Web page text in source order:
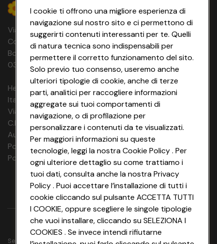
Via Michelino, 59 | 40127 BOLOGNA
Codice Fiscale e Registro Imprese di
Bologna 00865960157 PARTITA IVA
03320960374 CONAD SOC. COOP.
HeyConad Viaggi è un servizio gestito da
Italia Travel Marketing S.r.l.
Via Chiesolina 8 | 37066 Sommacampagna (VR)
C.F. e P.IVA: 03816060234
Aut. Prov Verona n. 4737/10
Polizza Ass. RC n. 177765037
Polizza Ass. Protection n. 6006000083/F
Seguici su
I cookie ti offrono una migliore esperienza di
navigazione sul nostro sito e ci permettono di
suggerirti contenuti interessanti per te. Quelli
di natura tecnica sono indispensabili per
permettere il corretto funzionamento del sito.
Solo previo tuo consenso, useremo anche
ulteriori tipologie di cookie, anche di terze
parti, analitici per raccogliere informazioni
aggregate sui tuoi comportamenti di
navigazione, o di profilazione per
personalizzare i contenuti da te visualizzati.
Per maggiori informazioni su queste
tecnologie, leggi la nostra Cookie Policy . Per
ogni ulteriore dettaglio su come trattiamo i
tuoi dati, consulta anche la nostra Privacy
Policy . Puoi accettare l’installazione di tutti i
cookie cliccando sul pulsante ACCETTA TUTTI
I COOKIE, oppure scegliere le singole tipologie
che vuoi installare, cliccando su SELEZIONA I
COOKIES . Se invece intendi rifiutarne